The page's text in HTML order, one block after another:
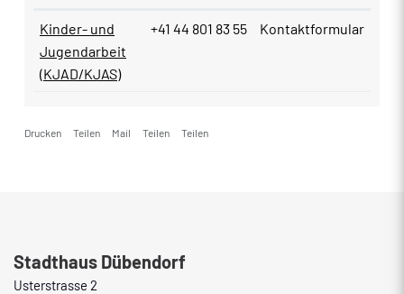
Kinder- und
Jugendarbeit
(KJAD/KJAS)
+41 44 801 83 55 Kontaktformular
Drucken Teilen Mail Teilen Teilen
Stadthaus Dübendorf
Usterstrasse 2